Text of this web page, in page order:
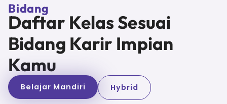
Bidang
Daftar Kelas Sesuai
Bidang Karir Impian
Kamu
Belajar Mandiri Hybrid